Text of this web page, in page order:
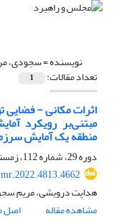
نویسنده =سجودی،
تعداد مقالات: 1
اثرات مکانی - فضایی
مبتنی‌بر رویکرد
منطقه یک آمایش
دوره 29، شماره 112، زمستان 1401، صفحه
هدایت درویشی، مریم
مشاهده مقاله
اصل